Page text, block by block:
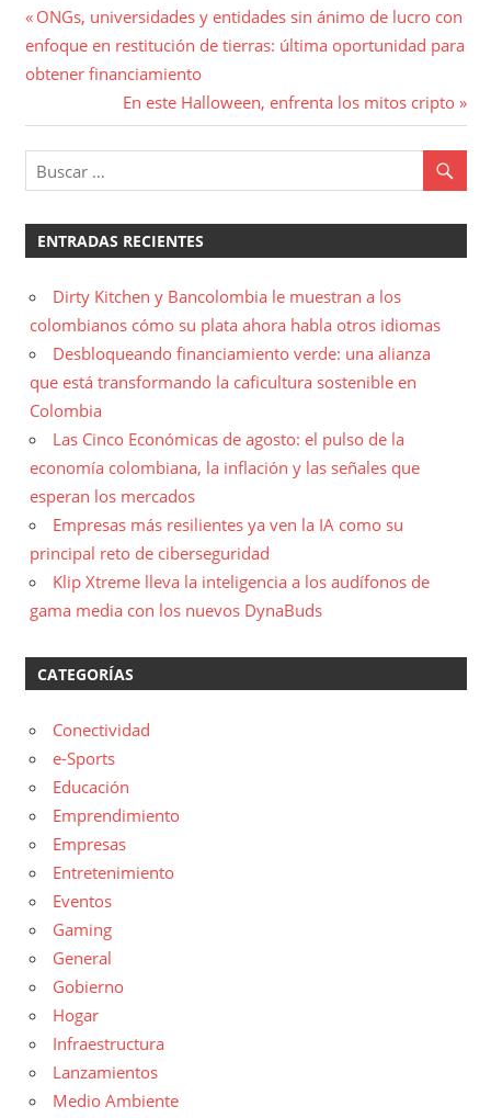
Navegación
de
entradas
Entrada
anterior:
ONGs, universidades y entidades sin ánimo de lucro con
enfoque en restitución de tierras: última oportunidad para
obtener financiamiento
Entrada
siguiente:
En este Halloween, enfrenta los mitos cripto
ENTRADAS RECIENTES
Dirty Kitchen y Bancolombia le muestran a los
colombianos cómo su plata ahora habla otros idiomas
Desbloqueando financiamiento verde: una alianza
que está transformando la caficultura sostenible en
Colombia
Las Cinco Económicas de agosto: el pulso de la
economía colombiana, la inflación y las señales que
esperan los mercados
Empresas más resilientes ya ven la IA como su
principal reto de ciberseguridad
Klip Xtreme lleva la inteligencia a los audífonos de
gama media con los nuevos DynaBuds
CATEGORÍAS
Conectividad
e-Sports
Educación
Emprendimiento
Empresas
Entretenimiento
Eventos
Gaming
General
Gobierno
Hogar
Infraestructura
Lanzamientos
Medio Ambiente